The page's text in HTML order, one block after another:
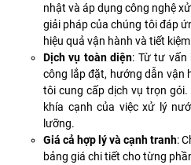
nhật và áp dụng công nghệ
giải pháp của chúng tôi đáp
hiệu quả vận hành và tiết
Dịch vụ toàn diện: Từ tư vấn
công lắp đặt, hướng dẫn vận
tôi cung cấp dịch vụ trọn
khía cạnh của việc xử lý
lưỡng.
Giá cả hợp lý và cạnh tranh:
bảng giá chi tiết cho từng